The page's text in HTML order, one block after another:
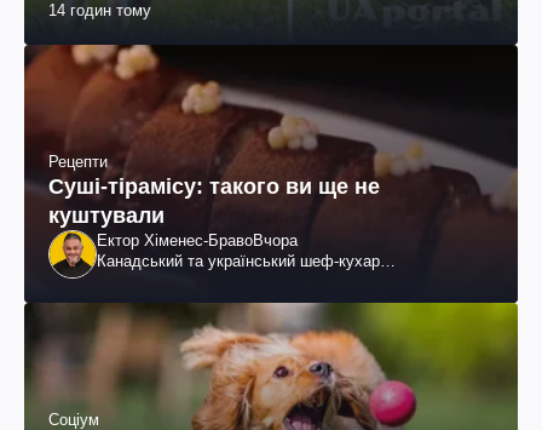
14 годин тому
Рецепти
Суші-тірамісу: такого ви ще не
куштували
Ектор Хіменес-БравоВчора
Канадський та український шеф-кухар
Соціум